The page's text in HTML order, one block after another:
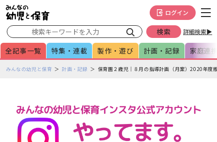
詳細検索▶
ログイン
全記事一覧 特集・連載 製作・遊び 計画・記録 家庭連
ペみんなの幼児と保育 計画・記録 保育園２歳児｜８月の指導計画（月案）2020年度